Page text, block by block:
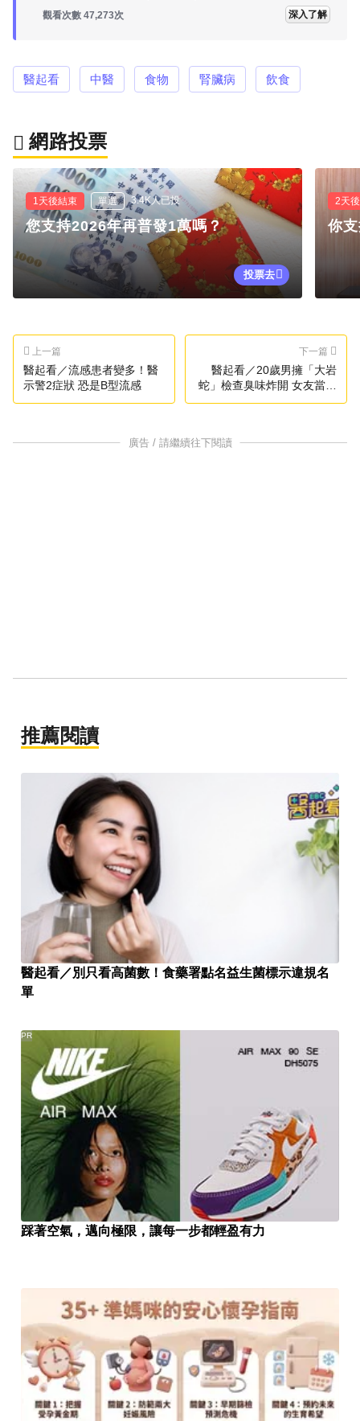
觀看次數 47,273次 深入了解
醫起看 中醫 食物 腎臟病 飲食
網路投票
1天後結束 單選 3.4K人已投
您支持2026年再普發1萬嗎？
投票去
2天
你
上一篇
醫起看／流感患者變多！醫
示警2症狀 恐是B型流感
下一篇
醫起看／20歲男擁「大岩
蛇」檢查臭味炸開 女友當場
崩潰
廣告 / 請繼續往下閱讀
推薦閱讀
醫起看／別只看高菌數！食藥署點名益生菌標示違規名
單
踩著空氣，邁向極限，讓每一步都輕盈有力
PR